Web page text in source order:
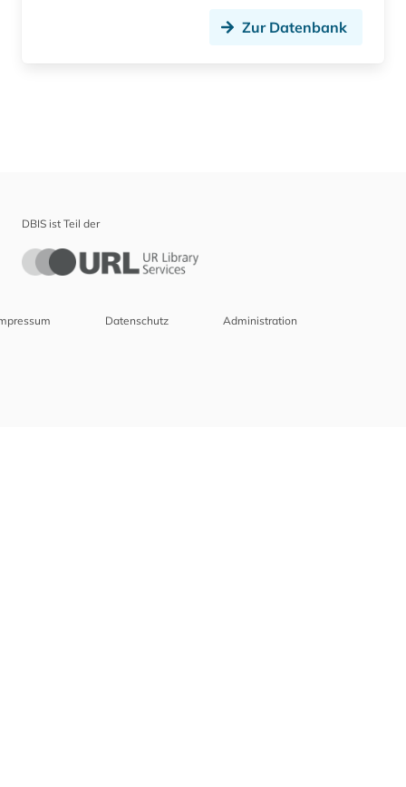
Zur Datenbank
DBIS ist Teil der
Datenschutz Administration